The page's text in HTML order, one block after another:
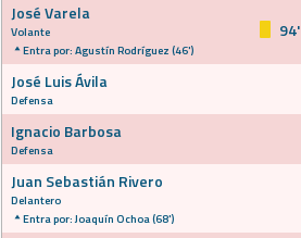
José Varela
Volante
Entra por: Agustín Rodríguez (46')
94'
José Luis Ávila
Defensa
Ignacio Barbosa
Defensa
Juan Sebastián Rivero
Delantero
Entra por: Joaquín Ochoa (68')